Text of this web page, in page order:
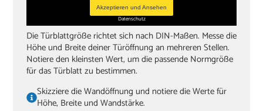
‏Akkuschrauber oder Bohrmaschine
‏Inbusschlüssel, Größe 4
Akzeptieren und Ansehen
Datenschutz
Die Türblattgröße richtet sich nach DIN-Maßen. Messe die
Höhe und Breite deiner Türöffnung an mehreren Stellen.
Notiere den kleinsten Wert, um die passende Normgröße
für das Türblatt zu bestimmen.
Skizziere die Wandöffnung und notiere die Werte für
Höhe, Breite und Wandstärke.